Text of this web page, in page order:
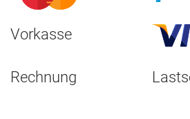
Vorkasse
Rechnung